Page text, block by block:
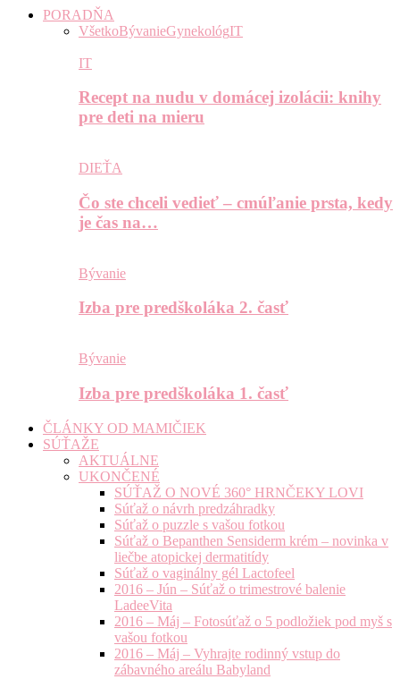
PORADŇA
VšetkoBývanieGynekológIT
IT
Recept na nudu v domácej izolácii: knihy
pre deti na mieru
DIEŤA
Čo ste chceli vedieť – cmúľanie prsta, kedy
je čas na…
Bývanie
Izba pre predškoláka 2. časť
Bývanie
Izba pre predškoláka 1. časť
ČLÁNKY OD MAMIČIEK
SÚŤAŽE
AKTUÁLNE
UKONČENÉ
SÚŤAŽ O NOVÉ 360° HRNČEKY LOVI
Súťaž o návrh predzáhradky
Súťaž o puzzle s vašou fotkou
Súťaž o Bepanthen Sensiderm krém – novinka v
liečbe atopickej dermatitídy
Súťaž o vaginálny gél Lactofeel
2016 – Jún – Súťaž o trimestrové balenie
LadeeVita
2016 – Máj – Fotosúťaž o 5 podložiek pod myš s
vašou fotkou
2016 – Máj – Vyhrajte rodinný vstup do
zábavného areálu Babyland